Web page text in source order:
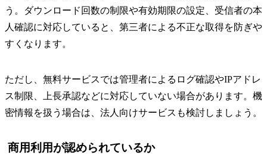
う。ダウンロード回数の制限や有効期限の設定、受信者の本
人確認に対応していると、第三者による不正な取得を防ぎや
すくなります。
ただし、無料サービスでは管理者によるログ確認やIPアドレ
ス制限、上長承認などに対応していない場合があります。機
密情報を扱う場合は、法人向けサービスも検討しましょう。
商用利用が認められているか